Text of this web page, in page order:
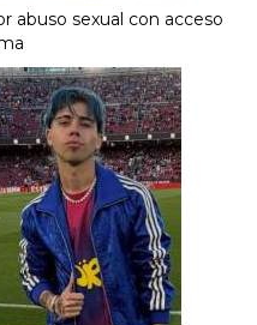
abuso sexual con acceso